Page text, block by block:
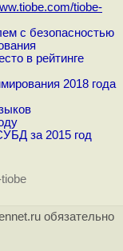
tiobe-
с безопасностью
в рейтинге
2018 года
за 2015 год
обязательно